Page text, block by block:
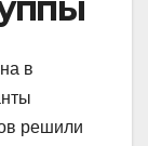
в
решили